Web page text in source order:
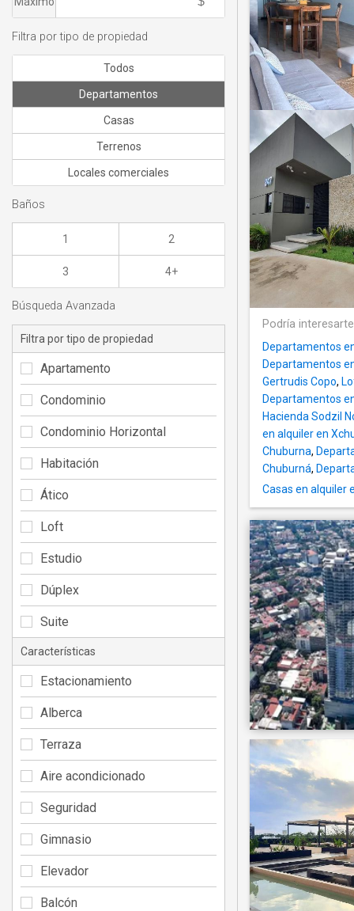
Podría
Departamentos
Departamentos
Gertrudis Copo,
Departamentos
Hacienda Sodzil
en alquiler en
Chuburna,
Chuburná,
Casas en alquiler
Filtra por tipo de propiedad
Todos
Departamentos
Casas
Terrenos
Locales comerciales
Baños
1 2
3 4+
Búsqueda Avanzada
Filtra por tipo de propiedad
Apartamento
Condominio
Condominio Horizontal
Habitación
Ático
Loft
Estudio
Dúplex
Suite
Características
Estacionamiento
Alberca
Terraza
Aire acondicionado
Seguridad
Gimnasio
Elevador
Balcón